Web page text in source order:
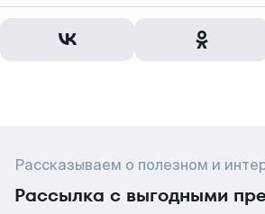
Рассказываем о полезном и
Рассылка с выгодными